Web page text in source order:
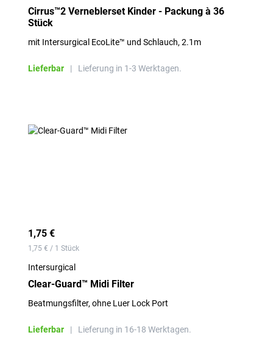
Cirrus™2 Verneblerset Kinder - Packung à 36
Stück
mit Intersurgical EcoLite™ und Schlauch, 2.1m
Lieferbar | Lieferung in 1-3 Werktagen.
1,75 €
1,75 € / 1 Stück
Intersurgical
Clear-Guard™ Midi Filter
Beatmungsfilter, ohne Luer Lock Port
Lieferbar | Lieferung in 16-18 Werktagen.